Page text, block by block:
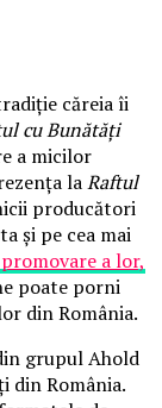
căreia îi
cu Bunătăți
a micilor
laRaftul
producători
și pe cea mai
a lor,
poate porni
din România.
grupul Ahold
din România.